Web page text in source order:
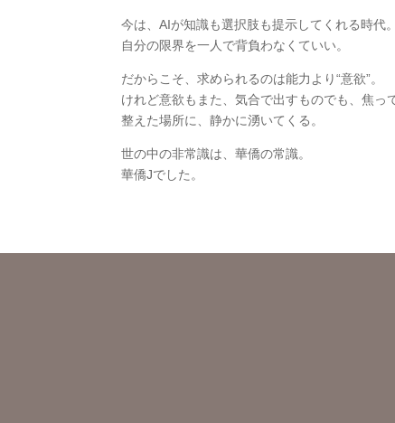
今は、AIが知識も選択肢も提示してくれる時代。
自分の限界を一人で背負わなくていい。
だからこそ、求められるのは能力より“意欲”。
けれど意欲もまた、気合で出すものでも、焦っ
整えた場所に、静かに湧いてくる。
世の中の非常識は、華僑の常識。
華僑Jでした。